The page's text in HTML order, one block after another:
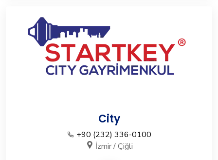
City
+90 (232) 336-0100
İzmir / Çiğli